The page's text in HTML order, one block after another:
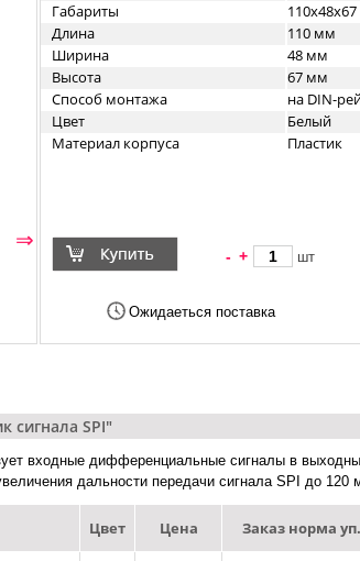
⇒
Габариты
110х48x67
Длина
110 мм
Ширина
48 мм
Высота
67 мм
Способ монтажа
на DIN-
Цвет
Белый
Материал корпуса
Пластик
- + шт
Ожидаеться поставка
сигнала SPI"
входные дифференциальные сигналы в
дальности передачи сигнала SPI до 120
Цвет Цена Заказ норма уп.